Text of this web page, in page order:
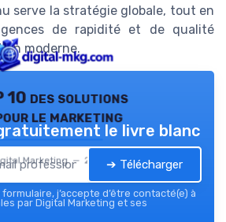
serve la stratégie globale, tout en
de rapidité et de qualité
moderne.
10 des solutions
le marketing
Marketing — 2026
le livre blanc
➔ Télécharger
j’accepte d’être contacté(e) à
par Digital Marketing et ses